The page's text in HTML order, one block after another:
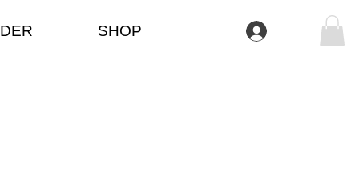
SHOP Se connecter